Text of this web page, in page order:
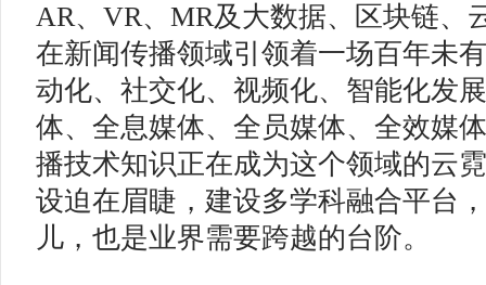
AR、VR、MR及大数据、区块链、
在新闻传播领域引领着一场百年未
动化、社交化、视频化、智能化发
体、全息媒体、全员媒体、全效媒
播技术知识正在成为这个领域的云
设迫在眉睫，建设多学科融合平台
儿，也是业界需要跨越的台阶。